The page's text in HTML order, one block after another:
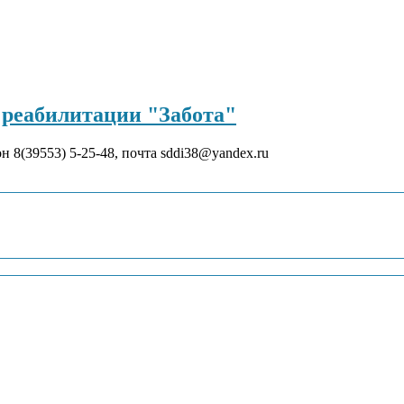
"Забота"
8(39553) 5-25-48, почта sddi38@yandex.ru